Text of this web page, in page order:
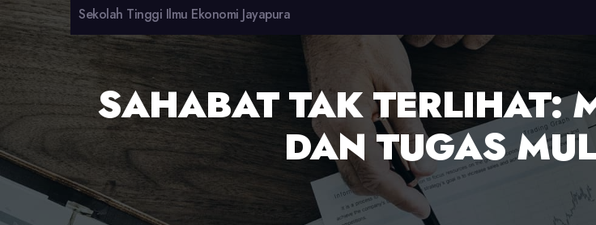
Sekolah Tinggi Ilmu Ekonomi Jayapura
SAHABAT TAK TERLIHAT:
DAN TUGAS